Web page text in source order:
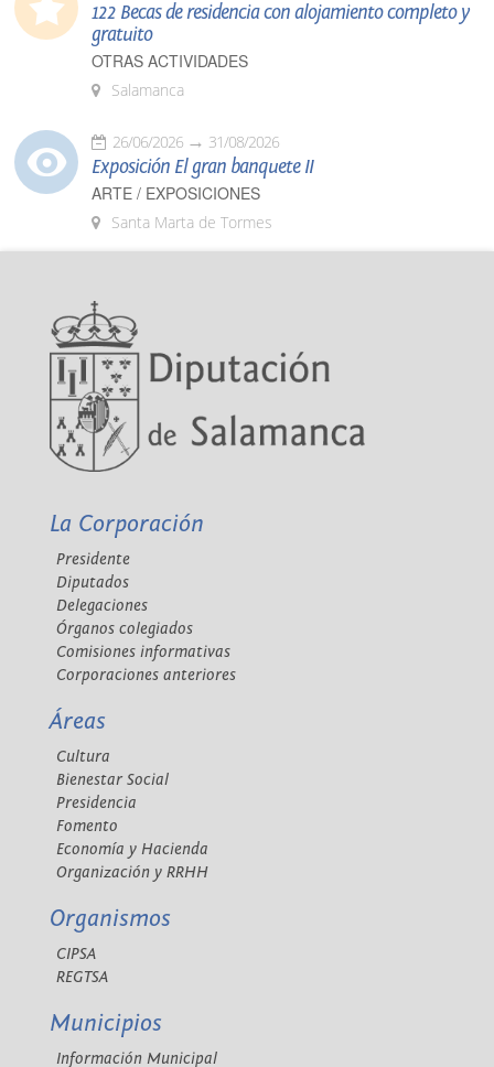
122 Becas de residencia con alojamiento completo y
gratuito
OTRAS ACTIVIDADES
Salamanca
26/06/2026 31/08/2026
Exposición El gran banquete II
ARTE / EXPOSICIONES
Santa Marta de Tormes
La Corporación
Presidente
Diputados
Delegaciones
Órganos colegiados
Comisiones informativas
Corporaciones anteriores
Áreas
Cultura
Bienestar Social
Presidencia
Fomento
Economía y Hacienda
Organización y RRHH
Organismos
CIPSA
REGTSA
Municipios
Información Municipal